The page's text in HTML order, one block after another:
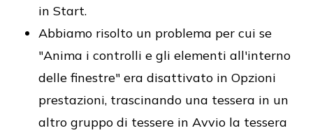
in Start.
Abbiamo risolto un problema per cui se
"Anima i controlli e gli elementi all'interno
delle finestre" era disattivato in Opzioni
prestazioni, trascinando una tessera in un
altro gruppo di tessere in Avvio la tessera